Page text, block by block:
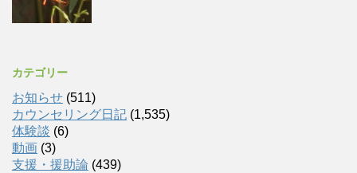
カテゴリー
お知らせ (511)
カウンセリング日記 (1,535)
体験談 (6)
動画 (3)
支援・援助論 (439)